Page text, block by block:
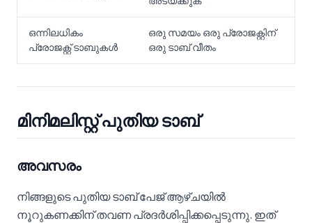
ഒന്നിലധികം
പ്രോജക്റ്റ് ടാബുകൾ
ഒരു സമയം ഒരു പ്രോജക്റ്റിന്
ഒരു ടാബ് വീതം
മിനിമലിസ്റ്റ് പുതിയ ടാബ്
അവസരം
നിങ്ങളുടെ പുതിയ ടാബ് പേജ് ആഴ്ചയിൽ
നൂറുകണക്കിന് തവണ പ്രദർശിപ്പിക്കപ്പെടുന്നു. ഇത്